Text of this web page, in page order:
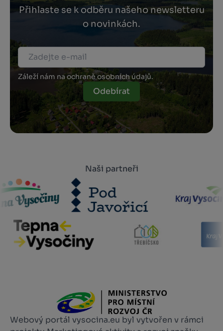
Přihlaste se k odběru našeho newsletteru
o novinkách.
Záleží nám na ochraně osobních údajů.
Odebírat
Naši partneři
Webový portál vysocina.eu byl vytvořen v rámci